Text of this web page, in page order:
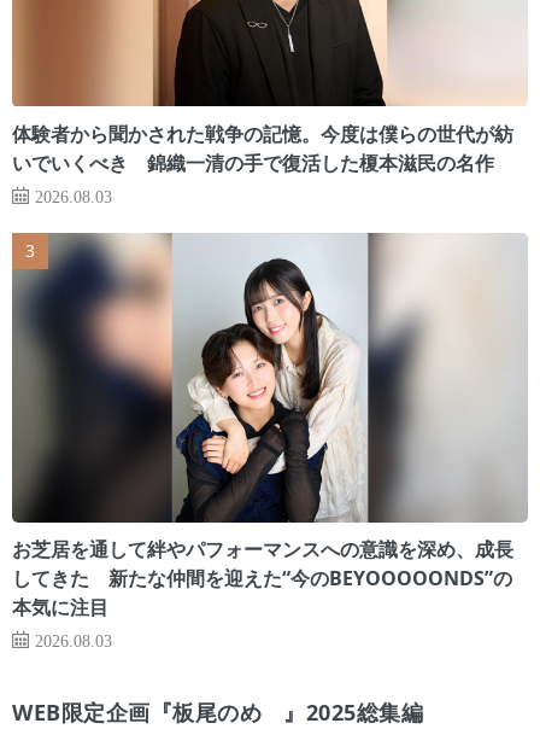
体験者から聞かされた戦争の記憶。今度は僕らの世代が紡
いでいくべき 錦織一清の手で復活した榎本滋民の名作
2026.08.03
お芝居を通して絆やパフォーマンスへの意識を深め、成長
してきた 新たな仲間を迎えた“今のBEYOOOOONDS”の
本気に注目
2026.08.03
WEB限定企画『板尾のめ゙』2025総集編